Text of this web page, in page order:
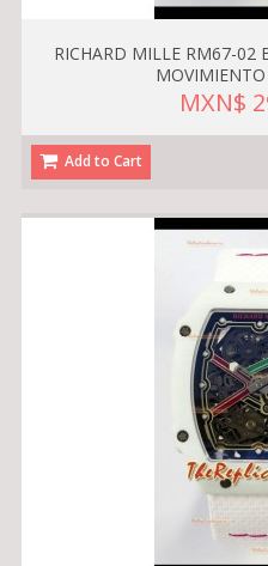
RICHARD MILLE RM67-02
MXN$
Add to Cart